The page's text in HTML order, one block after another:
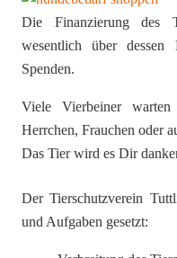
Die Finanzierung des
wesentlich über dessen
Spenden.
Viele Vierbeiner
Herrchen, Frauchen oder
Das Tier wird es Dir
Der Tierschutzverein
und Aufgaben gesetzt: